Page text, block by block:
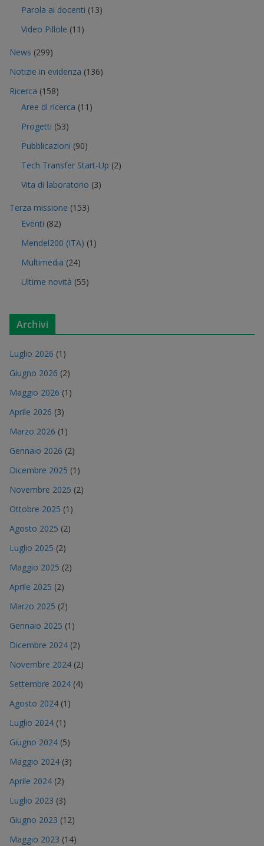
Parola ai docenti (13)
Video Pillole (11)
News (299)
Notizie in evidenza (136)
Ricerca (158)
Aree di ricerca (11)
Progetti (53)
Pubblicazioni (90)
Tech Transfer Start-Up (2)
Vita di laboratorio (3)
Terza missione (153)
Eventi (82)
Mendel200 (ITA) (1)
Multimedia (24)
Ultime novità (55)
Archivi
Luglio 2026 (1)
Giugno 2026 (2)
Maggio 2026 (1)
Aprile 2026 (3)
Marzo 2026 (1)
Gennaio 2026 (2)
Dicembre 2025 (1)
Novembre 2025 (2)
Ottobre 2025 (1)
Agosto 2025 (2)
Luglio 2025 (2)
Maggio 2025 (2)
Aprile 2025 (2)
Marzo 2025 (2)
Gennaio 2025 (1)
Dicembre 2024 (2)
Novembre 2024 (2)
Settembre 2024 (4)
Agosto 2024 (1)
Luglio 2024 (1)
Giugno 2024 (5)
Maggio 2024 (3)
Aprile 2024 (2)
Luglio 2023 (3)
Giugno 2023 (12)
Maggio 2023 (14)